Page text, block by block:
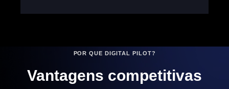
POR QUE DIGITAL PILOT?
Vantagens competitivas